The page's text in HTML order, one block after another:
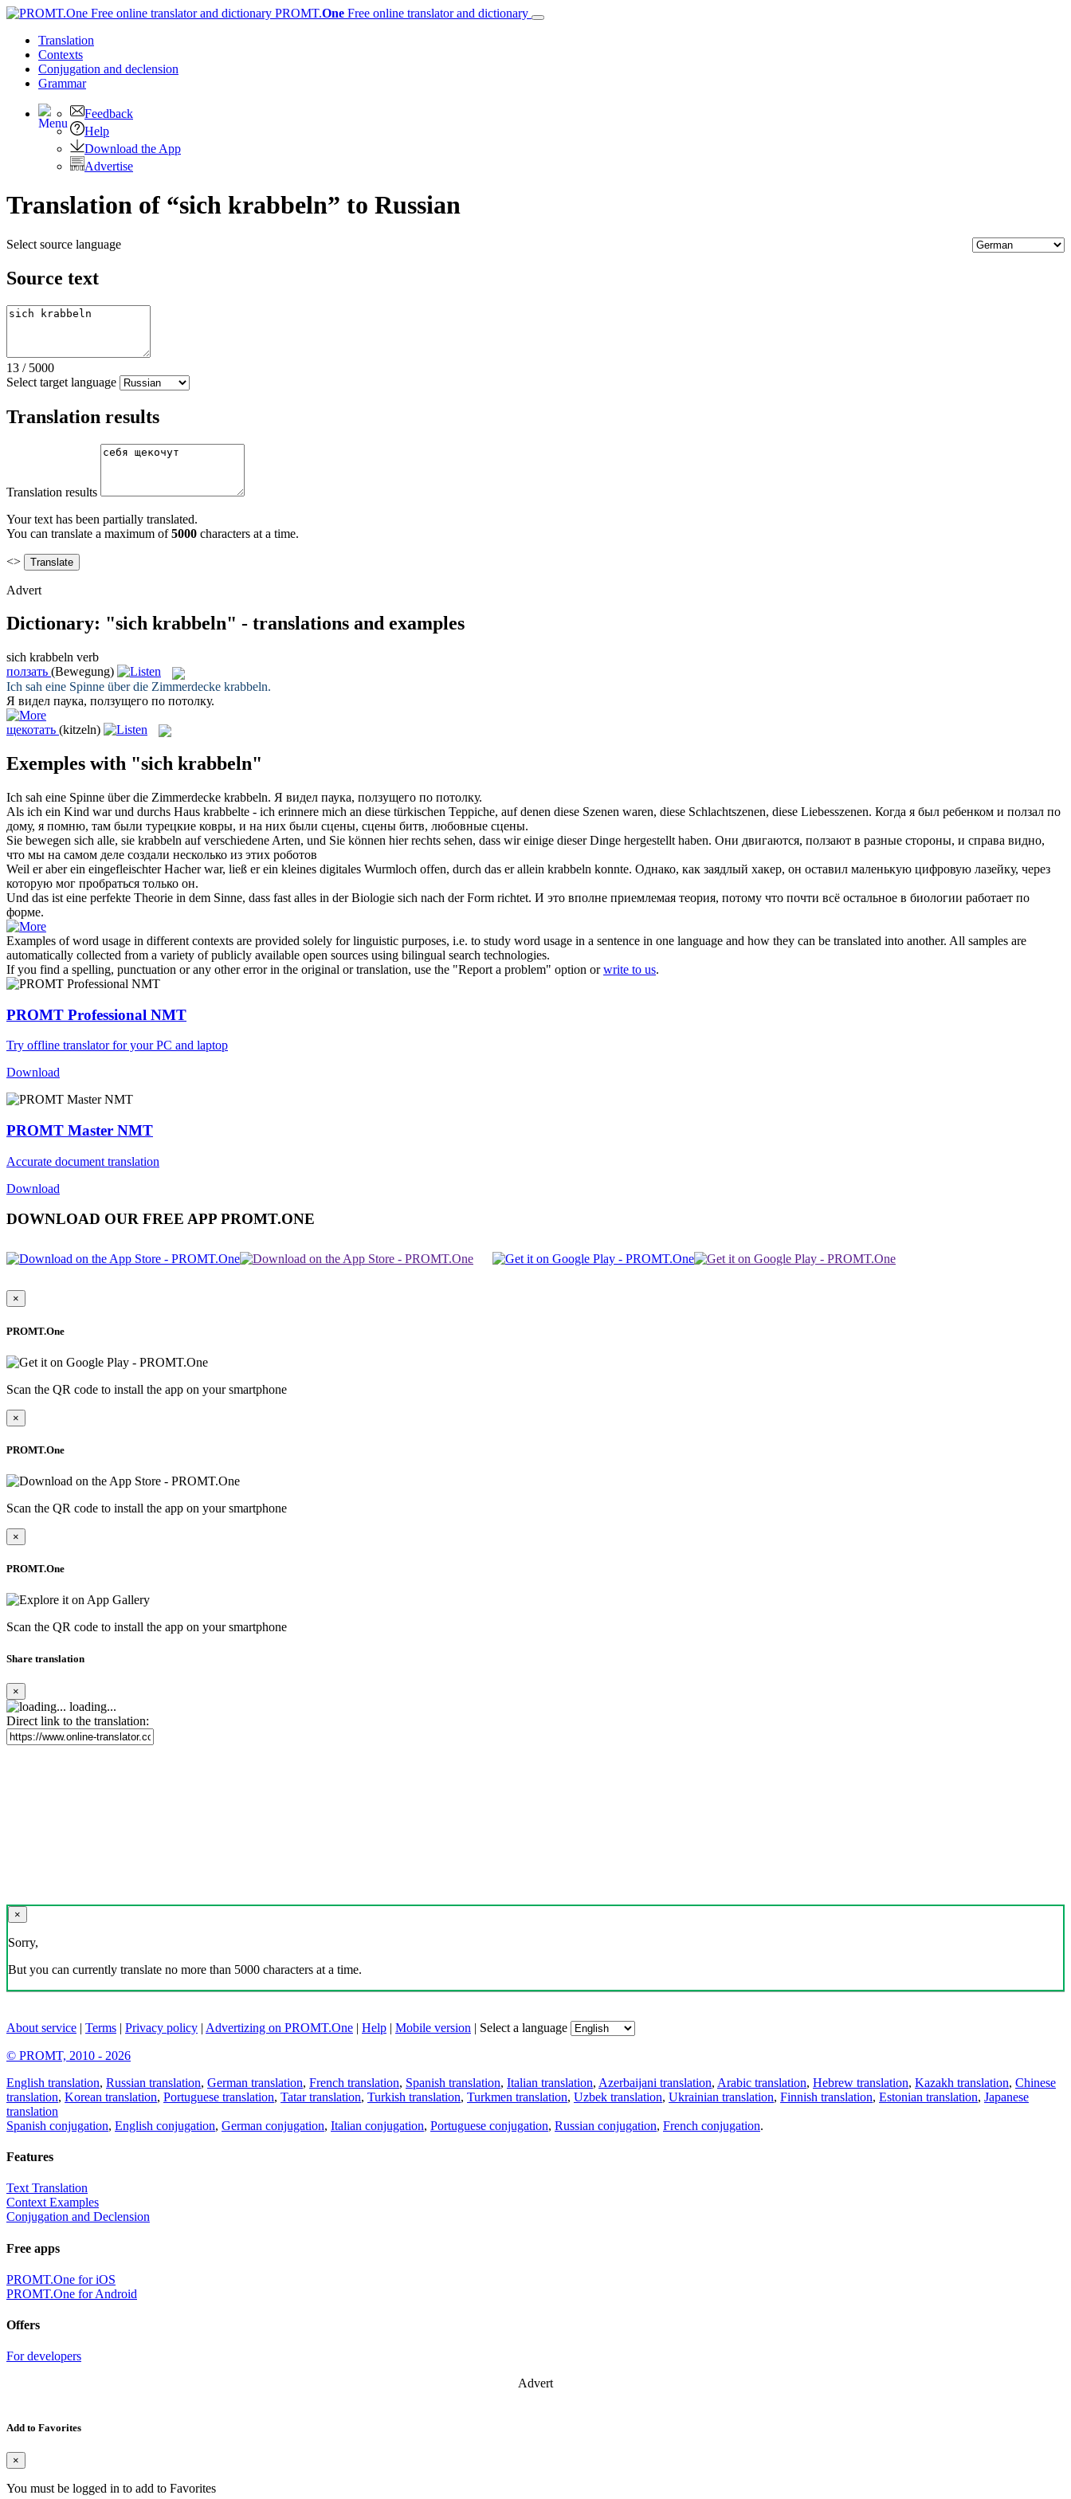
PROMT.One Free online translator and dictionary
Translation
Contexts
Conjugation and declension
Grammar
Feedback
Help
Download the App
Advertise
Translation of “sich krabbeln” to Russian
Select source language
Source text
13 / 5000
Select target language
Translation results
Translation results
Your text has been partially translated.
You can translate a maximum of5000 characters at a time.
<>
Advert
Dictionary: "sich krabbeln" - translations and examples
sich krabbeln verb
ползать (Bewegung)
Ich sah eine Spinne über die Zimmerdecke krabbeln.
Я видел паука, ползущего по потолку.
щекотать (kitzeln)
Exemples with "sich krabbeln"
Ich sah eine Spinne über die Zimmerdecke krabbeln. Я видел паука, ползущего по потолку.
Als ich ein Kind war und durchs Haus krabbelte - ich erinnere mich an diese türkischen Teppiche, auf denen diese Szenen waren, diese Schlachtszenen, diese Liebesszenen. Когда я был ребенком и ползал по
дому, я помню, там были турецкие ковры, и на них были сцены, сцены битв, любовные сцены.
Sie bewegen sich alle, sie krabbeln auf verschiedene Arten, und Sie können hier rechts sehen, dass wir einige dieser Dinge hergestellt haben. Они двигаются, ползают в разные стороны, и справа видно,
что мы на самом деле создали несколько из этих роботов
Weil er aber ein eingefleischter Hacher war, ließ er ein kleines digitales Wurmloch offen, durch das er allein krabbeln konnte. Однако, как заядлый хакер, он оставил маленькую цифровую лазейку, через
которую мог пробраться только он.
Und das ist eine perfekte Theorie in dem Sinne, dass fast alles in der Biologie sich nach der Form richtet. И это вполне приемлемая теория, потому что почти всё остальное в биологии работает по
форме.
Examples of word usage in different contexts are provided solely for linguistic purposes, i.e. to study word usage in a sentence in one language and how they can be translated into another. All samples are
automatically collected from a variety of publicly available open sources using bilingual search technologies.
If you find a spelling, punctuation or any other error in the original or translation, use the "Report a problem" option orwrite to us.
PROMT Professional NMT
Try offline translator for your PC and laptop
Download
PROMT Master NMT
Accurate document translation
Download
DOWNLOAD OUR FREE APP PROMT.ONE
×
PROMT.One
Scan the QR code to install the app on your smartphone
×
PROMT.One
Scan the QR code to install the app on your smartphone
×
PROMT.One
Scan the QR code to install the app on your smartphone
Share translation
×
loading...
Direct link to the translation:
×
Sorry,
But you can currently translate no more than 5000 characters at a time.
About service | Terms | Privacy policy | Advertizing on PROMT.One | Help | Mobile version | Select a language
© PROMT, 2010 - 2026
English translation, Russian translation, German translation, French translation, Spanish translation, Italian translation, Azerbaijani translation, Arabic translation, Hebrew translation, Kazakh translation, Chinese
translation, Korean translation, Portuguese translation, Tatar translation, Turkish translation, Turkmen translation, Uzbek translation, Ukrainian translation, Finnish translation, Estonian translation, Japanese
translation
Spanish conjugation, English conjugation, German conjugation, Italian conjugation, Portuguese conjugation, Russian conjugation, French conjugation.
Features
Text Translation
Context Examples
Conjugation and Declension
Free apps
PROMT.One for iOS
PROMT.One for Android
Offers
For developers
Advert
Add to Favorites
×
You must be logged in to add to Favorites